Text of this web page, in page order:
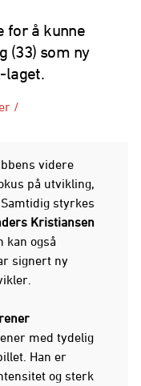
for å kunne
(33) som ny
laget.
/
videre
på utvikling,
styrkes
Kristiansen
kan også
signert ny
med tydelig
Han er
og sterk